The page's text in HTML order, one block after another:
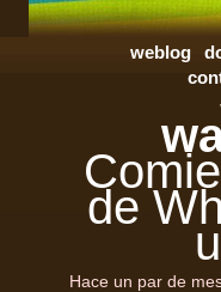
weblog
de
Hace un par de